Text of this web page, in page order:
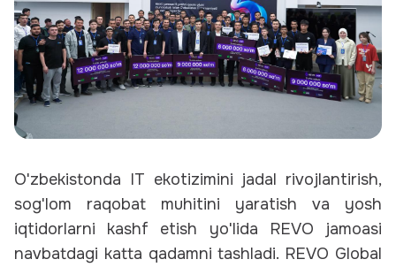
O'zbekistonda IT ekotizimini jadal rivojlantirish,
sog'lom raqobat muhitini yaratish va yosh
iqtidorlarni kashf etish yo'lida REVO jamoasi
navbatdagi katta qadamni tashladi. REVO Global